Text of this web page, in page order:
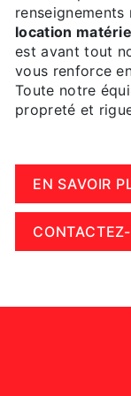
location
est avant tout
vous renforce
Toute notre
propreté et
EN SAVOIR